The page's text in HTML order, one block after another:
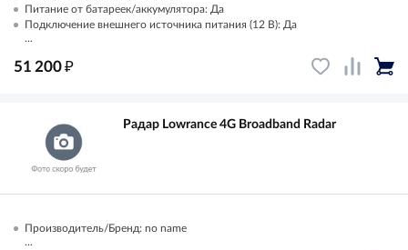
Питание от батареек/аккумулятора: Да
Подключение внешнего источника питания (12 В): Да
...
51 200₽
Радар Lowrance 4G Broadband Radar
Производитель/Бренд: no name
...